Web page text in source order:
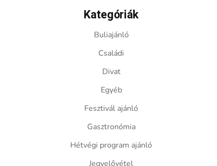
Kategóriák
Buliajánló
Családi
Divat
Egyéb
Fesztivál ajánló
Gasztronómia
Hétvégi program ajánló
Jegyelővétel